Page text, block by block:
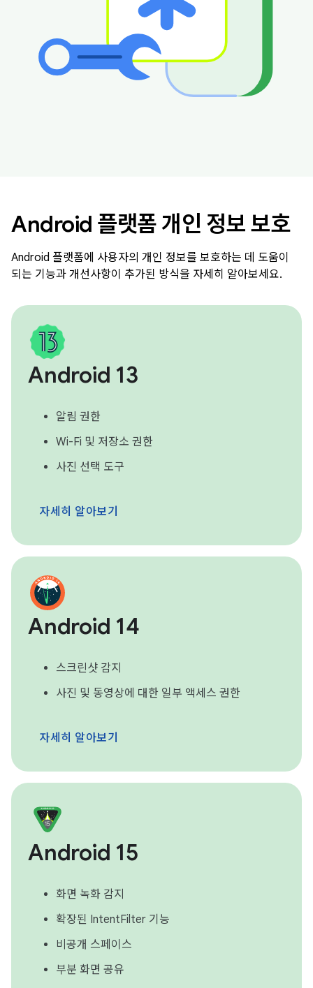
Android 플랫폼 개인 정보 보호
Android 플랫폼에 사용자의 개인 정보를 보호하는 데 도움이
되는 기능과 개선사항이 추가된 방식을 자세히 알아보세요.
Android 13
알림 권한
Wi-Fi 및 저장소 권한
사진 선택 도구
자세히 알아보기
Android 14
스크린샷 감지
사진 및 동영상에 대한 일부 액세스 권한
자세히 알아보기
Android 15
화면 녹화 감지
확장된 IntentFilter 기능
비공개 스페이스
부분 화면 공유